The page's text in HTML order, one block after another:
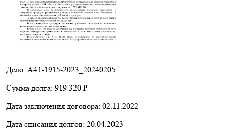
Дело: A41-1915-2023_20240205
Сумма долга: 919 320 ₽
Дата заключения договора: 02.11.2022
Дата списания долгов: 20.04.2023